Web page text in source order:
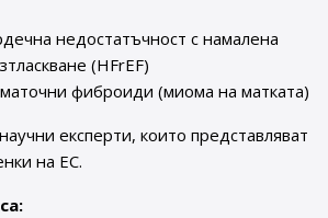
недостатъчност с намалена
(HFrEF)
фиброиди (миома на матката)
експерти, които представляват
на ЕС.